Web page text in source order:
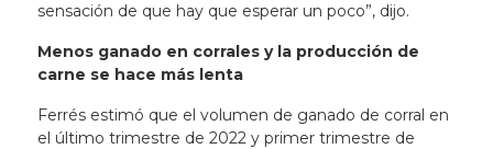
sensación de que hay que esperar un poco”, dijo.
Menos ganado en corrales y la producción de
carne se hace más lenta
Ferrés estimó que el volumen de ganado de corral en
el último trimestre de 2022 y primer trimestre de